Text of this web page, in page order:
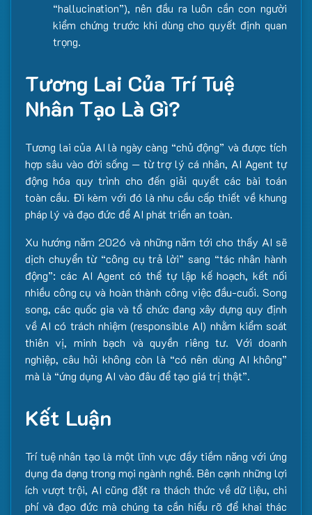
“hallucination”), nên đầu ra luôn cần con người
kiểm chứng trước khi dùng cho quyết định quan
trọng.
Tương Lai Của Trí Tuệ
Nhân Tạo Là Gì?
Tương lai của AI là ngày càng “chủ động” và được tích
hợp sâu vào đời sống — từ trợ lý cá nhân, AI Agent tự
động hóa quy trình cho đến giải quyết các bài toán
toàn cầu. Đi kèm với đó là nhu cầu cấp thiết về khung
pháp lý và đạo đức để AI phát triển an toàn.
Xu hướng năm 2026 và những năm tới cho thấy AI sẽ
dịch chuyển từ “công cụ trả lời” sang “tác nhân hành
động”: các AI Agent có thể tự lập kế hoạch, kết nối
nhiều công cụ và hoàn thành công việc đầu-cuối. Song
song, các quốc gia và tổ chức đang xây dựng quy định
về AI có trách nhiệm (responsible AI) nhằm kiểm soát
thiên vị, minh bạch và quyền riêng tư. Với doanh
nghiệp, câu hỏi không còn là “có nên dùng AI không”
mà là “ứng dụng AI vào đâu để tạo giá trị thật”.
Kết Luận
Trí tuệ nhân tạo là một lĩnh vực đầy tiềm năng với ứng
dụng đa dạng trong mọi ngành nghề. Bên cạnh những lợi
ích vượt trội, AI cũng đặt ra thách thức về dữ liệu, chi
phí và đạo đức mà chúng ta cần hiểu rõ để khai thác